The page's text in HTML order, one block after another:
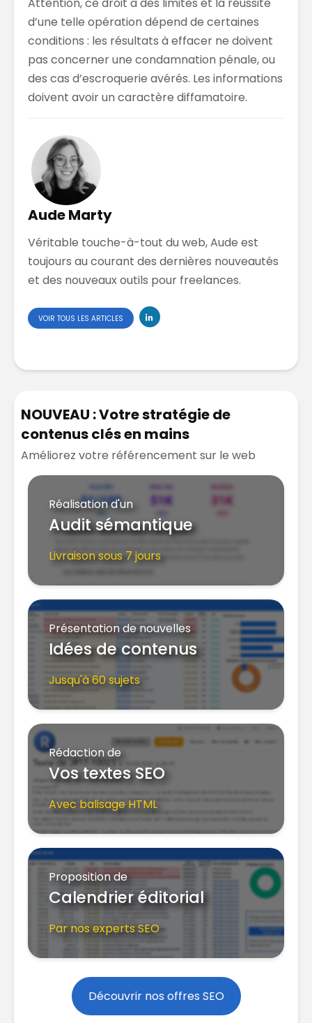
Attention, ce droit a des limites et la réussite
d’une telle opération dépend de certaines
conditions : les résultats à effacer ne doivent
pas concerner une condamnation pénale,ou
des cas d’escroquerie avérés. Les informations
doivent avoir un caractère diffamatoire.
Aude Marty
Véritable touche-à-tout du web, Aude est
toujours au courant des dernières nouveautés
et des nouveaux outils pour freelances.
VOIR TOUS LES ARTICLES
NOUVEAU : Votre stratégie de
contenus clés en mains
Améliorez votre référencement sur le web
Réalisation d'un
Audit sémantique
Livraison sous 7 jours
Présentation de nouvelles
Idées de contenus
Jusqu'à 60 sujets
Rédaction de
Vos textes SEO
Avec balisage HTML
Proposition de
Calendrier éditorial
Par nos experts SEO
Découvrir nos offres SEO